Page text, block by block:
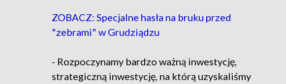
ZOBACZ: Specjalne hasła na bruku przed
"zebrami" w Grudziądzu
- Rozpoczynamy bardzo ważną inwestycję,
strategiczną inwestycję, na którą uzyskaliśmy